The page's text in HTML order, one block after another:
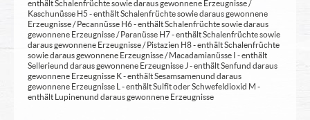
enthält Schalenfrüchte sowie daraus gewonnene Erzeugnisse /
Kaschunüsse H5 - enthält Schalenfrüchte sowie daraus gewonnene
Erzeugnisse / Pecannüsse H6 - enthält Schalenfrüchte sowie daraus
gewonnene Erzeugnisse / Paranüsse H7 - enthält Schalenfrüchte sowie
daraus gewonnene Erzeugnisse / Pistazien H8 - enthält Schalenfrüchte
sowie daraus gewonnene Erzeugnisse / Macadamianüsse I - enthält
Sellerie und daraus gewonnene Erzeugnisse J - enthält Senf und daraus
gewonnene Erzeugnisse K - enthält Sesamsamen und daraus
gewonnene Erzeugnisse L - enthält Sulfit oder Schwefeldioxid M -
enthält Lupinen und daraus gewonnene Erzeugnisse